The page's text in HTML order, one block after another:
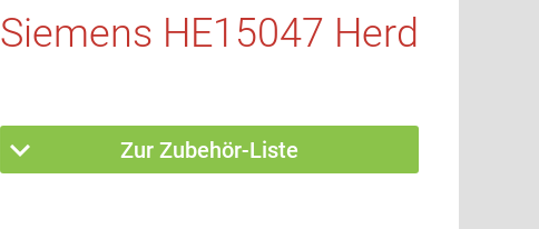
Siemens HE15047 Herd
Zur Zubehör-Liste